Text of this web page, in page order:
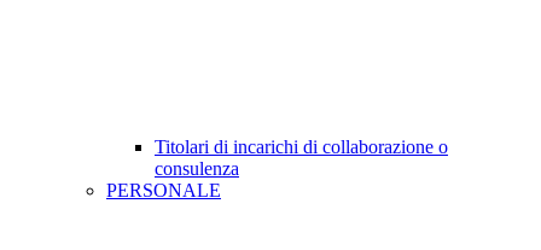
Titolari di incarichi di collaborazione o
consulenza
PERSONALE